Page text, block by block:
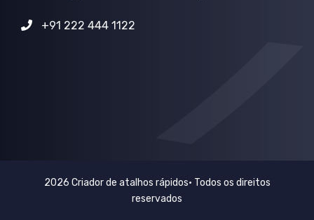
+91 222 444 1122
2026 Criador de atalhos rápidos• Todos os direitos
reservados